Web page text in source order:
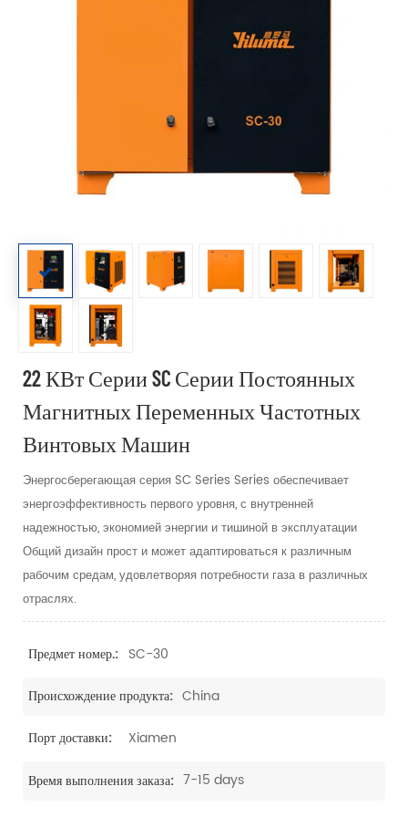
22 КВт Серии SC Серии Постоянных
Магнитных Переменных Частотных
Винтовых Машин
Энергосберегающая серия SC Series Series обеспечивает
энергоэффективность первого уровня, с внутренней
надежностью, экономией энергии и тишиной в эксплуатации
Общий дизайн прост и может адаптироваться к различным
рабочим средам, удовлетворяя потребности газа в различных
отраслях.
Предмет номер.: SC-30
Происхождение продукта: China
Порт доставки: Xiamen
Время выполнения заказа: 7-15 days